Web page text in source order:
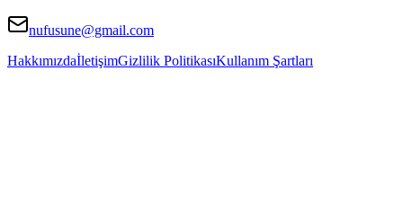
nufusune@gmail.com
HakkımızdaİletişimGizlilik PolitikasıKullanım Şartları